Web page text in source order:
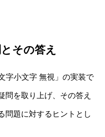
その答え
字小文字 無視」の実装で
問を取り上げ、その答え
問題に対するヒントとし